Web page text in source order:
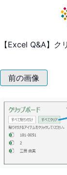
【Excel Q&A】ク
前の画像